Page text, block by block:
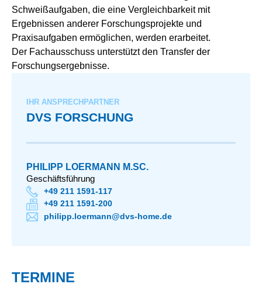
Schweißaufgaben, die eine Vergleichbarkeit mit
Ergebnissen anderer Forschungsprojekte und
Praxisaufgaben ermöglichen, werden erarbeitet.
Der Fachausschuss unterstützt den Transfer der
Forschungsergebnisse.
IHR ANSPRECHPARTNER
DVS FORSCHUNG
PHILIPP LOERMANN M.SC.
Geschäftsführung
+49 211 1591-117
+49 211 1591-200
philipp.loermann@dvs-home.de
TERMINE